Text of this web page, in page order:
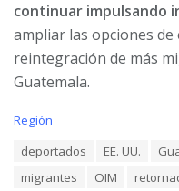
continuar impulsando
ampliar las opciones
reintegración de más
Guatemala.
C
Región
deportados EE. UU.
migrantes
OIM